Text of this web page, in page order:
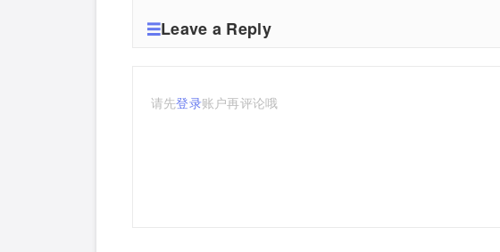
Leave a Reply
请先登录账户再评论哦